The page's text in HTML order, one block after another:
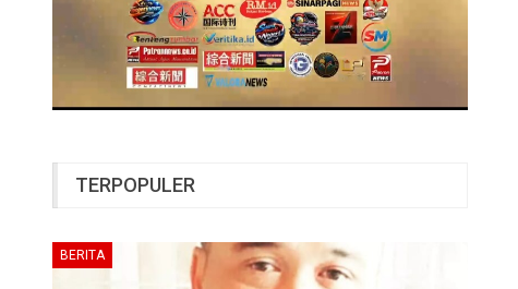
TERPOPULER
BERITA